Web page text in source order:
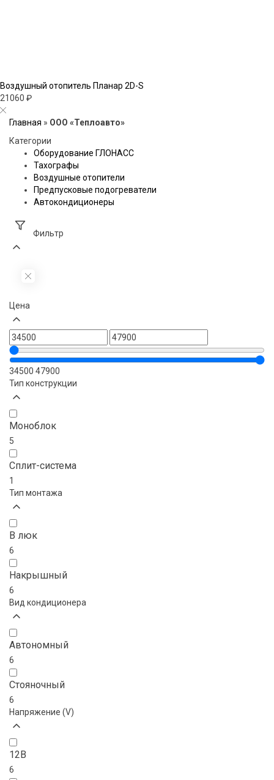
Воздушный отопитель Планар 2D-S
21060 ₽
Главная » ООО «Теплоавто»
Категории
Оборудование ГЛОНАСС
Тахографы
Воздушные отопители
Предпусковые подогреватели
Автокондиционеры
Фильтр
Цена
34500 47900
Тип конструкции
Моноблок
5
Сплит-система
1
Тип монтажа
В люк
6
Накрышный
6
Вид кондиционера
Автономный
6
Стояночный
6
Напряжение (V)
12В
6